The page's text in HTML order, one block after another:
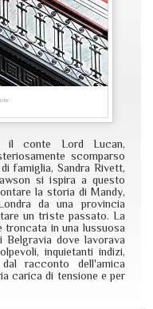
il conte Lord Lucan,
scomparso
famiglia, Sandra Rivett,
si ispira a questo
la storia di Mandy,
da una provincia
un triste passato. La
troncata in una lussuosa
dove lavorava
inquietanti indizi,
racconto dell'amica
carica di tensione e per